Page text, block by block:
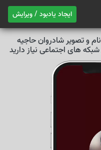
ایجاد یادبود / ویرایش
و تصویر شادروان حاجیه
های اجتماعی نیاز دارید